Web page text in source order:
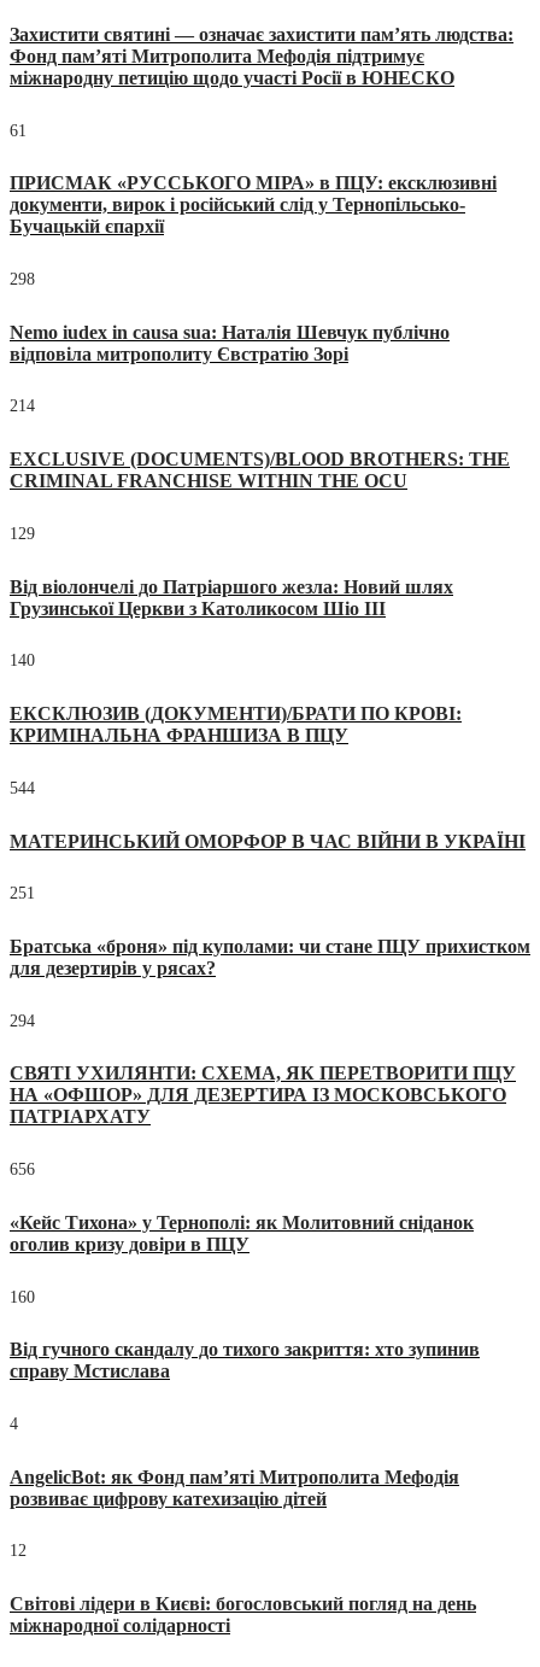
Захистити святині — означає захистити пам’ять людства:
Фонд пам’яті Митрополита Мефодія підтримує
міжнародну петицію щодо участі Росії в ЮНЕСКО
61
ПРИСМАК «РУССЬКОГО МІРА» в ПЦУ: ексклюзивні
документи, вирок і російський слід у Тернопільсько-
Бучацькій єпархії
298
Nemo iudex in causa sua: Наталія Шевчук публічно
відповіла митрополиту Євстратію Зорі
214
EXCLUSIVE (DOCUMENTS)/BLOOD BROTHERS: THE
CRIMINAL FRANCHISE WITHIN THE OCU
129
Від віолончелі до Патріаршого жезла: Новий шлях
Грузинської Церкви з Католикосом Шіо III
140
ЕКСКЛЮЗИВ (ДОКУМЕНТИ)/БРАТИ ПО КРОВІ:
КРИМІНАЛЬНА ФРАНШИЗА В ПЦУ
544
МАТЕРИНСЬКИЙ ОМОРФОР В ЧАС ВІЙНИ В УКРАЇНІ
251
Братська «броня» під куполами: чи стане ПЦУ прихистком
для дезертирів у рясах?
294
СВЯТІ УХИЛЯНТИ: СХЕМА, ЯК ПЕРЕТВОРИТИ ПЦУ
НА «ОФШОР» ДЛЯ ДЕЗЕРТИРА ІЗ МОСКОВСЬКОГО
ПАТРІАРХАТУ
656
«Кейс Тихона» у Тернополі: як Молитовний сніданок
оголив кризу довіри в ПЦУ
160
Від гучного скандалу до тихого закриття: хто зупинив
справу Мстислава
4
AngelicBot: як Фонд пам’яті Митрополита Мефодія
розвиває цифрову катехизацію дітей
12
Світові лідери в Києві: богословський погляд на день
міжнародної солідарності